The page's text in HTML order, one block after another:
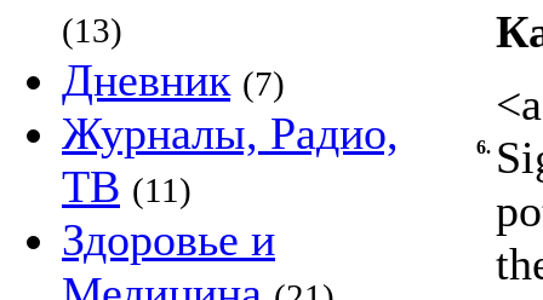
(13)
Дневник (7)
Журналы, Радио,
ТВ (11)
Здоровье и
6.